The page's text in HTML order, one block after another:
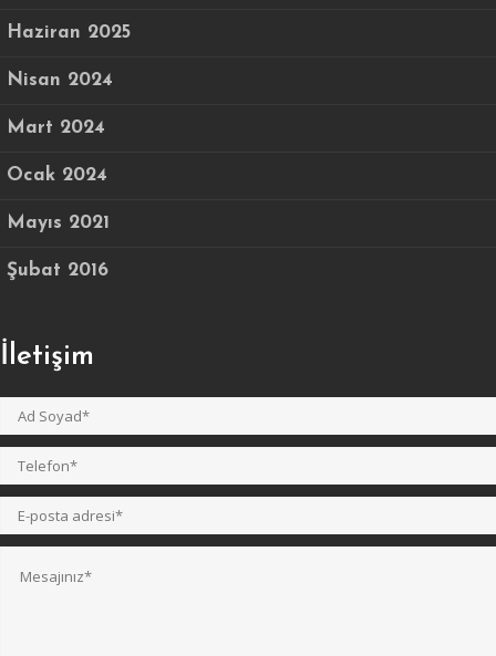
Haziran 2025
Nisan 2024
Mart 2024
Ocak 2024
Mayıs 2021
Şubat 2016
İletişim